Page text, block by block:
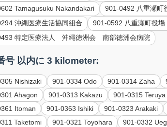
Tamagusuku Nakandakari
901-0492 八重瀬町
沖縄医療生活協同組合
901-0592 八重瀬町役
特定医療法人 沖縄徳洲会 南部徳洲会病院
号 以内に 3 kilometer:
Nishizaki 901-0334 Odo 901-0314 Zaha
Ahagon
901-0313 Kakazu 901-0315 Teruya
Itoman
901-0363 Ishiki 901-0323 Arakaki
Taketomi
901-0321 Toyohara 901-0332